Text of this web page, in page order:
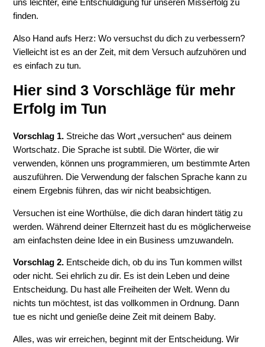
uns leichter, eine Entschuldigung für unseren Misserfolg zu
finden.
Also Hand aufs Herz: Wo versuchst du dich zu verbessern?
Vielleicht ist es an der Zeit, mit dem Versuch aufzuhören und
es einfach zu tun.
Hier sind 3 Vorschläge für mehr
Erfolg im Tun
Vorschlag 1. Streiche das Wort „versuchen“ aus deinem
Wortschatz. Die Sprache ist subtil. Die Wörter, die wir
verwenden, können uns programmieren, um bestimmte Arten
auszuführen. Die Verwendung der falschen Sprache kann zu
einem Ergebnis führen, das wir nicht beabsichtigen.
Versuchen ist eine Worthülse, die dich daran hindert tätig zu
werden. Während deiner Elternzeit hast du es möglicherweise
am einfachsten deine Idee in ein Business umzuwandeln.
Vorschlag 2. Entscheide dich, ob du ins Tun kommen willst
oder nicht. Sei ehrlich zu dir. Es ist dein Leben und deine
Entscheidung. Du hast alle Freiheiten der Welt. Wenn du
nichts tun möchtest, ist das vollkommen in Ordnung. Dann
tue es nicht und genieße deine Zeit mit deinem Baby.
Alles, was wir erreichen, beginnt mit der Entscheidung. Wir